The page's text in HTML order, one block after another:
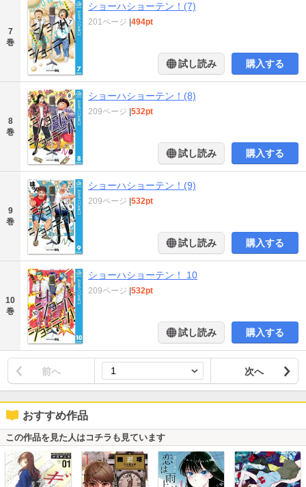
7
巻
ショーハショーテン！(7)
201ページ 494pt
試し読み 購入する
8
巻
ショーハショーテン！(8)
209ページ 532pt
試し読み 購入する
9
巻
ショーハショーテン！(9)
209ページ 532pt
試し読み 購入する
10
巻
ショーハショーテン！ 10
209ページ 532pt
試し読み 購入する
前へ 次へ
おすすめ作品
この作品を見た人はコチラも見ています